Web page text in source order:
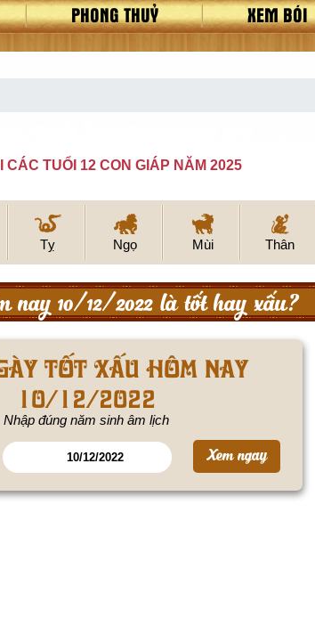
PHONG THUỶ XEM BÓI
CÁC TUỔI 12 CON GIÁP NĂM 2025
Tỵ Ngọ Mùi Thân
nay 10/12/2022 là tốt hay xấu?
tốt xấu hôm nay
10/12/2022
Nhập đúng năm sinh âm lịch